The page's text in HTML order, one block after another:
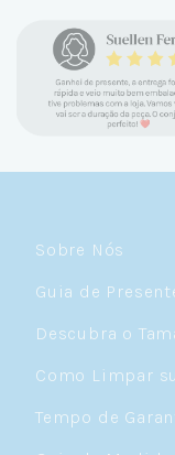
mimos e
e amo
um brilho
Sobre Nós
Guia de
Descubra o
Como Limpar
Tempo de